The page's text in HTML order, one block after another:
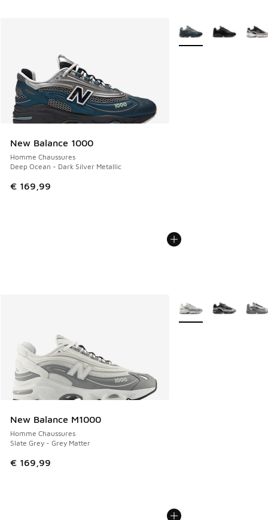
New Balance 1000
Homme Chaussures
Deep Ocean - Dark Silver Metallic
€ 169,99
Plus de couleurs
New Balance M1000
Homme Chaussures
Slate Grey - Grey Matter
€ 169,99
Plus de couleurs